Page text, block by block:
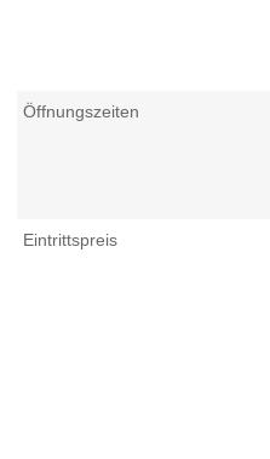
Öffnungszeiten
Eintrittspreis